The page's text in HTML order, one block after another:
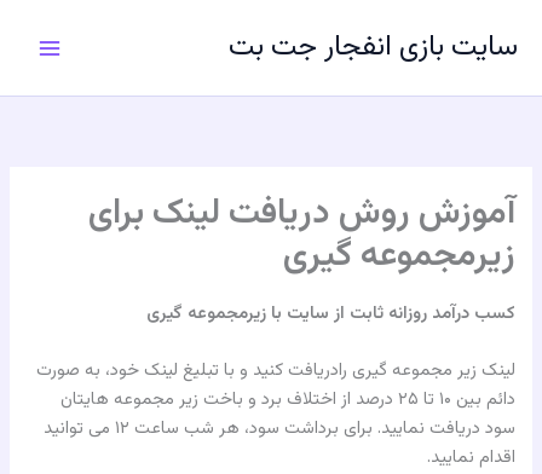
سایت بازی انفجار جت بت
آموزش روش دریافت لينک براى
زيرمجموعه گيرى
کسب درآمد روزانه ثابت از سایت با زیرمجموعه گیری
لینک زیر مجموعه گیری رادریافت کنید و با تبلیغ لینک خود، به صورت
دائم بین ۱۰ تا ۲۵ درصد از اختلاف برد و باخت زیر مجموعه هایتان
سود دریافت نمایید. برای برداشت سود، هر شب ساعت ۱۲ می توانید
اقدام نمایید.